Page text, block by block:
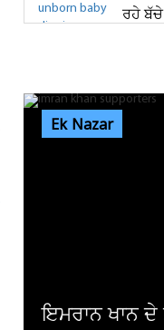
ਰਹੇ ਬੱਚੇ
Ek Nazar
ਇੰਡਸਟਰੀ ਨੂੰ